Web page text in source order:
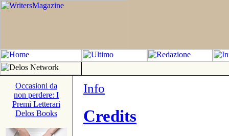
Occasioni da
non perdere: I
Premi Letterari
Delos Books
Info
Credits